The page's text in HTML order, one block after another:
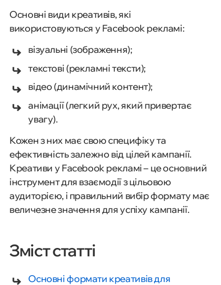
Основні види креативів, які
використовуються у Facebook рекламі:
візуальні (зображення);
текстові (рекламні тексти);
відео (динамічний контент);
анімації (легкий рух, який привертає
увагу).
Кожен з них має свою специфіку та
ефективність залежно від цілей кампанії.
Креативи у Facebook рекламі – це основний
інструмент для взаємодії з цільовою
аудиторією, і правильний вибір формату має
величезне значення для успіху кампанії.
Зміст статті
Основні формати креативів для